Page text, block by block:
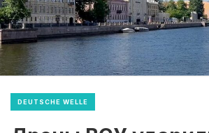
DEUTSCHE WELLE